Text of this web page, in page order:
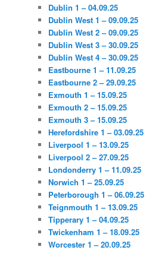
Dublin 1 – 04.09.25
Dublin West 1 – 09.09.25
Dublin West 2 – 09.09.25
Dublin West 3 – 30.09.25
Dublin West 4 – 30.09.25
Eastbourne 1 – 11.09.25
Eastbourne 2 – 29.09.25
Exmouth 1 – 15.09.25
Exmouth 2 – 15.09.25
Exmouth 3 – 15.09.25
Herefordshire 1 – 03.09.25
Liverpool 1 – 13.09.25
Liverpool 2 – 27.09.25
Londonderry 1 – 11.09.25
Norwich 1 – 25.09.25
Peterborough 1 – 06.09.25
Teignmouth 1 – 13.09.25
Tipperary 1 – 04.09.25
Twickenham 1 – 18.09.25
Worcester 1 – 20.09.25